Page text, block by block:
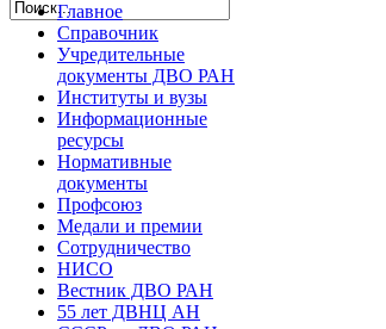
Главное
Справочник
Учредительные
документы ДВО РАН
Институты и вузы
Информационные
ресурсы
Нормативные
документы
Профсоюз
Медали и премии
Сотрудничество
НИСО
Вестник ДВО РАН
55 лет ДВНЦ АН